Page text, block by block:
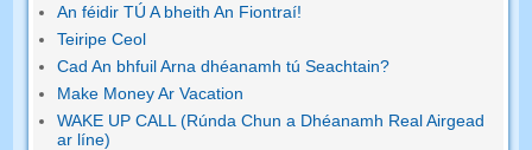
An féidir TÚ A bheith An Fiontraí!
Teiripe Ceol
Cad An bhfuil Arna dhéanamh tú Seachtain?
Make Money Ar Vacation
WAKE UP CALL (Rúnda Chun a Dhéanamh Real Airgead
ar líne)